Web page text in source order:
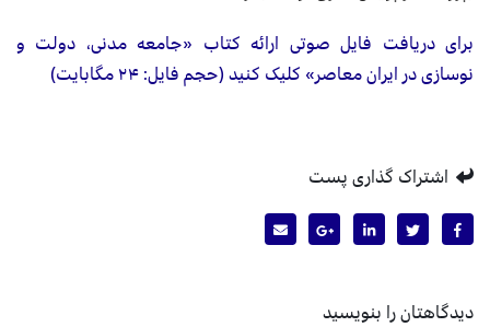
برای دریافت فایل صوتی ارائه کتاب «جامعه مدنی، دولت و
نوسازی در ایران معاصر» کلیک کنید (حجم فایل: ۲۴ مگابایت)
اشتراک گذاری پست
دیدگاهتان را بنویسید